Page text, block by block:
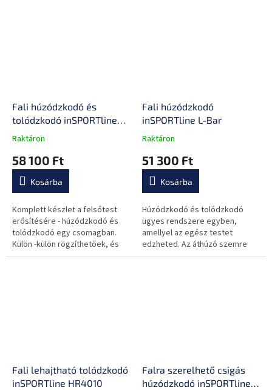
Fali húzódzkodó és
tolódzkodó inSPORTline
Wallar
A
átlagos
értékelése
0,0
csillag.
Raktáron
58 100 Ft
Kosárba
Komplett készlet a felsőtest
erősítésére - húzódzkodó és
tolódzkodó egy csomagban.
Külön -külön rögzíthetőek, és
mindkét konstrukció akár 150
Fali húzódzkodó
inSPORTline L-Bar
A
átlagos
értékelése
0,0
csillag.
Raktáron
51 300 Ft
Kosárba
Húzódzkodó és tolódzkodó
ügyes rendszere egyben,
amellyel az egész testet
edzheted. Az áthúzó szemre
ráadásul expandert vagy
Fali lehajtható tolódzkodó
inSPORTline HR4010
Falra szerelhető csigás
húzódzkodó inSPORTline